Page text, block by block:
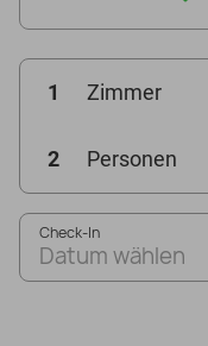
1 Zimmer
2 Personen
Check-In
Datum wählen